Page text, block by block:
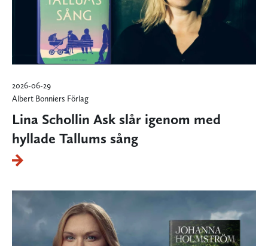
2026-06-29
Albert Bonniers Förlag
Lina Schollin Ask slår igenom med
hyllade Tallums sång